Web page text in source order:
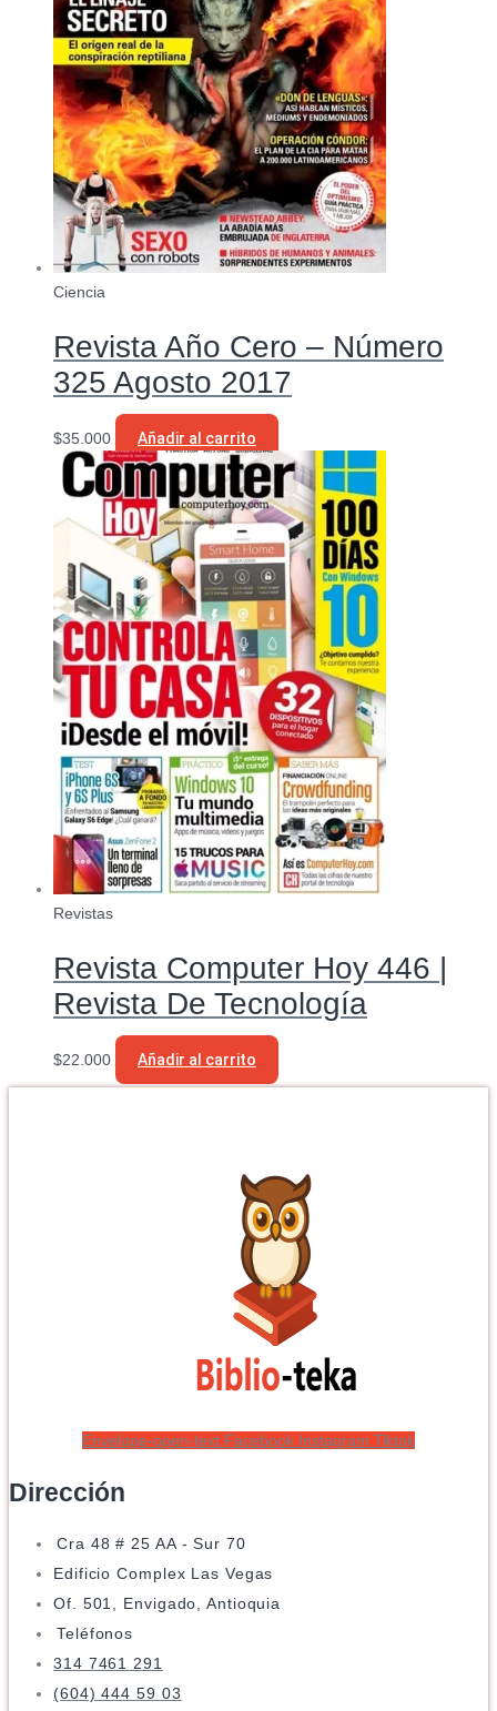
Ciencia
Revista Año Cero – Número
325 Agosto 2017
$35.000 Añadir al carrito
Revistas
Revista Computer Hoy 446 |
Revista De Tecnología
$22.000 Añadir al carrito
Envelope-open-text Facebook Instagram Tiktok
Dirección
Cra 48 # 25 AA - Sur 70
Edificio Complex Las Vegas
Of. 501, Envigado, Antioquia
Teléfonos
314 7461 291
(604) 444 59 03